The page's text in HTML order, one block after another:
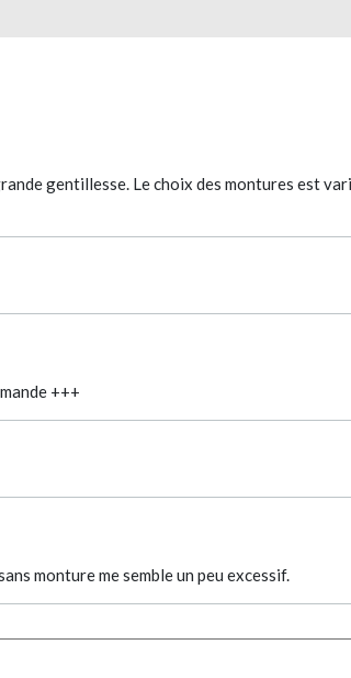
gentillesse. Le choix des montures est
+++
monture me semble un peu excessif.